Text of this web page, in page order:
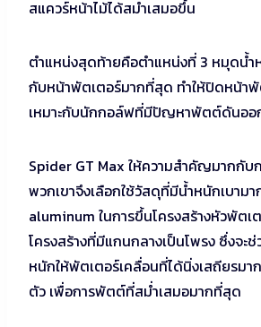
สแควร์หน้าไม้ได้สม่ำเสมอขึ้น
ตำแหน่งสุดท้ายคือตำแหน่งที่ 3 หมุดน้
กับหน้าพัตเตอร์มากที่สุด ทำให้ปิดหน้าพั
เหมาะกับนักกอล์ฟที่มีปัญหาพัตต์ดันออ
Spider GT Max ให้ความสำคัญมากกับ
พวกเขาจึงเลือกใช้วัสดุที่มีน้ำหนักเบามา
aluminum ในการขึ้นโครงสร้างหัวพัต
โครงสร้างที่มีแกนกลางเป็นโพรง ซึ่งจะช่
หนักให้พัตเตอร์เคลื่อนที่ได้นิ่งเสถียรม
ตัว เพื่อการพัตต์ที่สม่ำเสมอมากที่สุด